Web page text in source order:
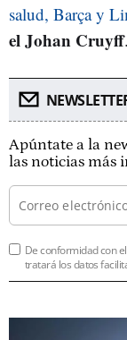
salud, Barça y
el Johan Cruyff.
Apúntate a la
las noticias más
De conformidad con el
tratará los datos